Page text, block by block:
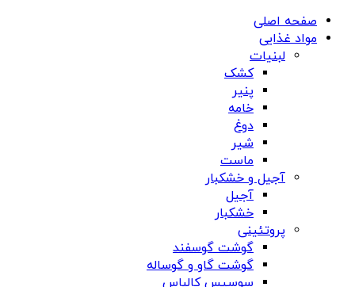
صفحه اصلی
مواد غذایی
لبنیات
کشک
پنیر
خامه
دوغ
شیر
ماست
آجیل و خشکبار
آجیل
خشکبار
پروتئینی
گوشت گوسفند
گوشت گاو و گوساله
سوسیس کالباس